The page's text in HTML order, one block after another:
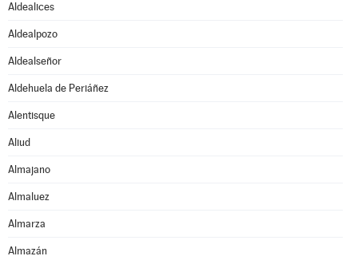
Aldealices
Aldealpozo
Aldealseñor
Aldehuela de Periáñez
Alentisque
Aliud
Almajano
Almaluez
Almarza
Almazán